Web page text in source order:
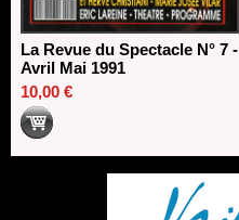
La Revue du Spectacle N° 7 -
Avril Mai 1991
10,00 €